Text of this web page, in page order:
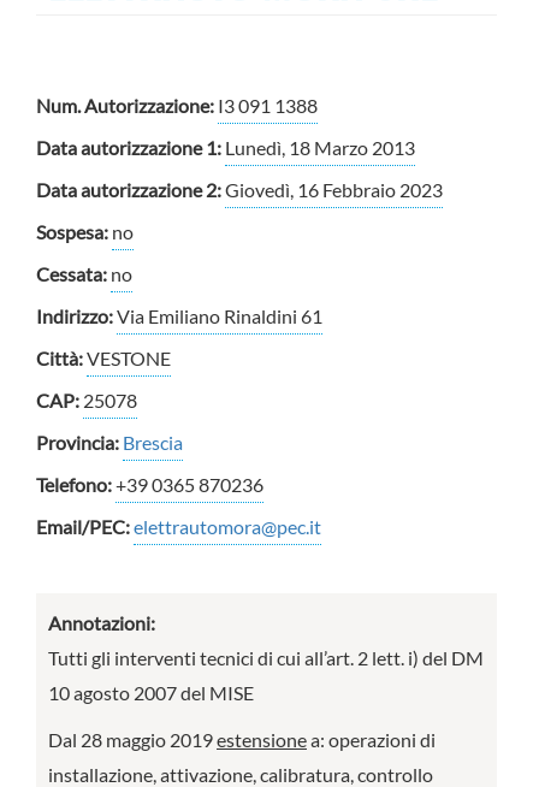
Num. Autorizzazione: I3 091 1388
Data autorizzazione 1: Lunedì, 18 Marzo 2013
Data autorizzazione 2:Giovedì, 16 Febbraio 2023
Sospesa: no
Cessata: no
Indirizzo:Via Emiliano Rinaldini 61
Città:VESTONE
CAP: 25078
Provincia: Brescia
Telefono:+39 0365 870236
Email/PEC:elettrautomora@pec.it
Annotazioni:
Tutti gli interventi tecnici di cui all’art. 2 lett. i) del DM
10 agosto 2007 del MISE
Dal 28 maggio 2019estensionea: operazioni di
installazione, attivazione, calibratura, controllo